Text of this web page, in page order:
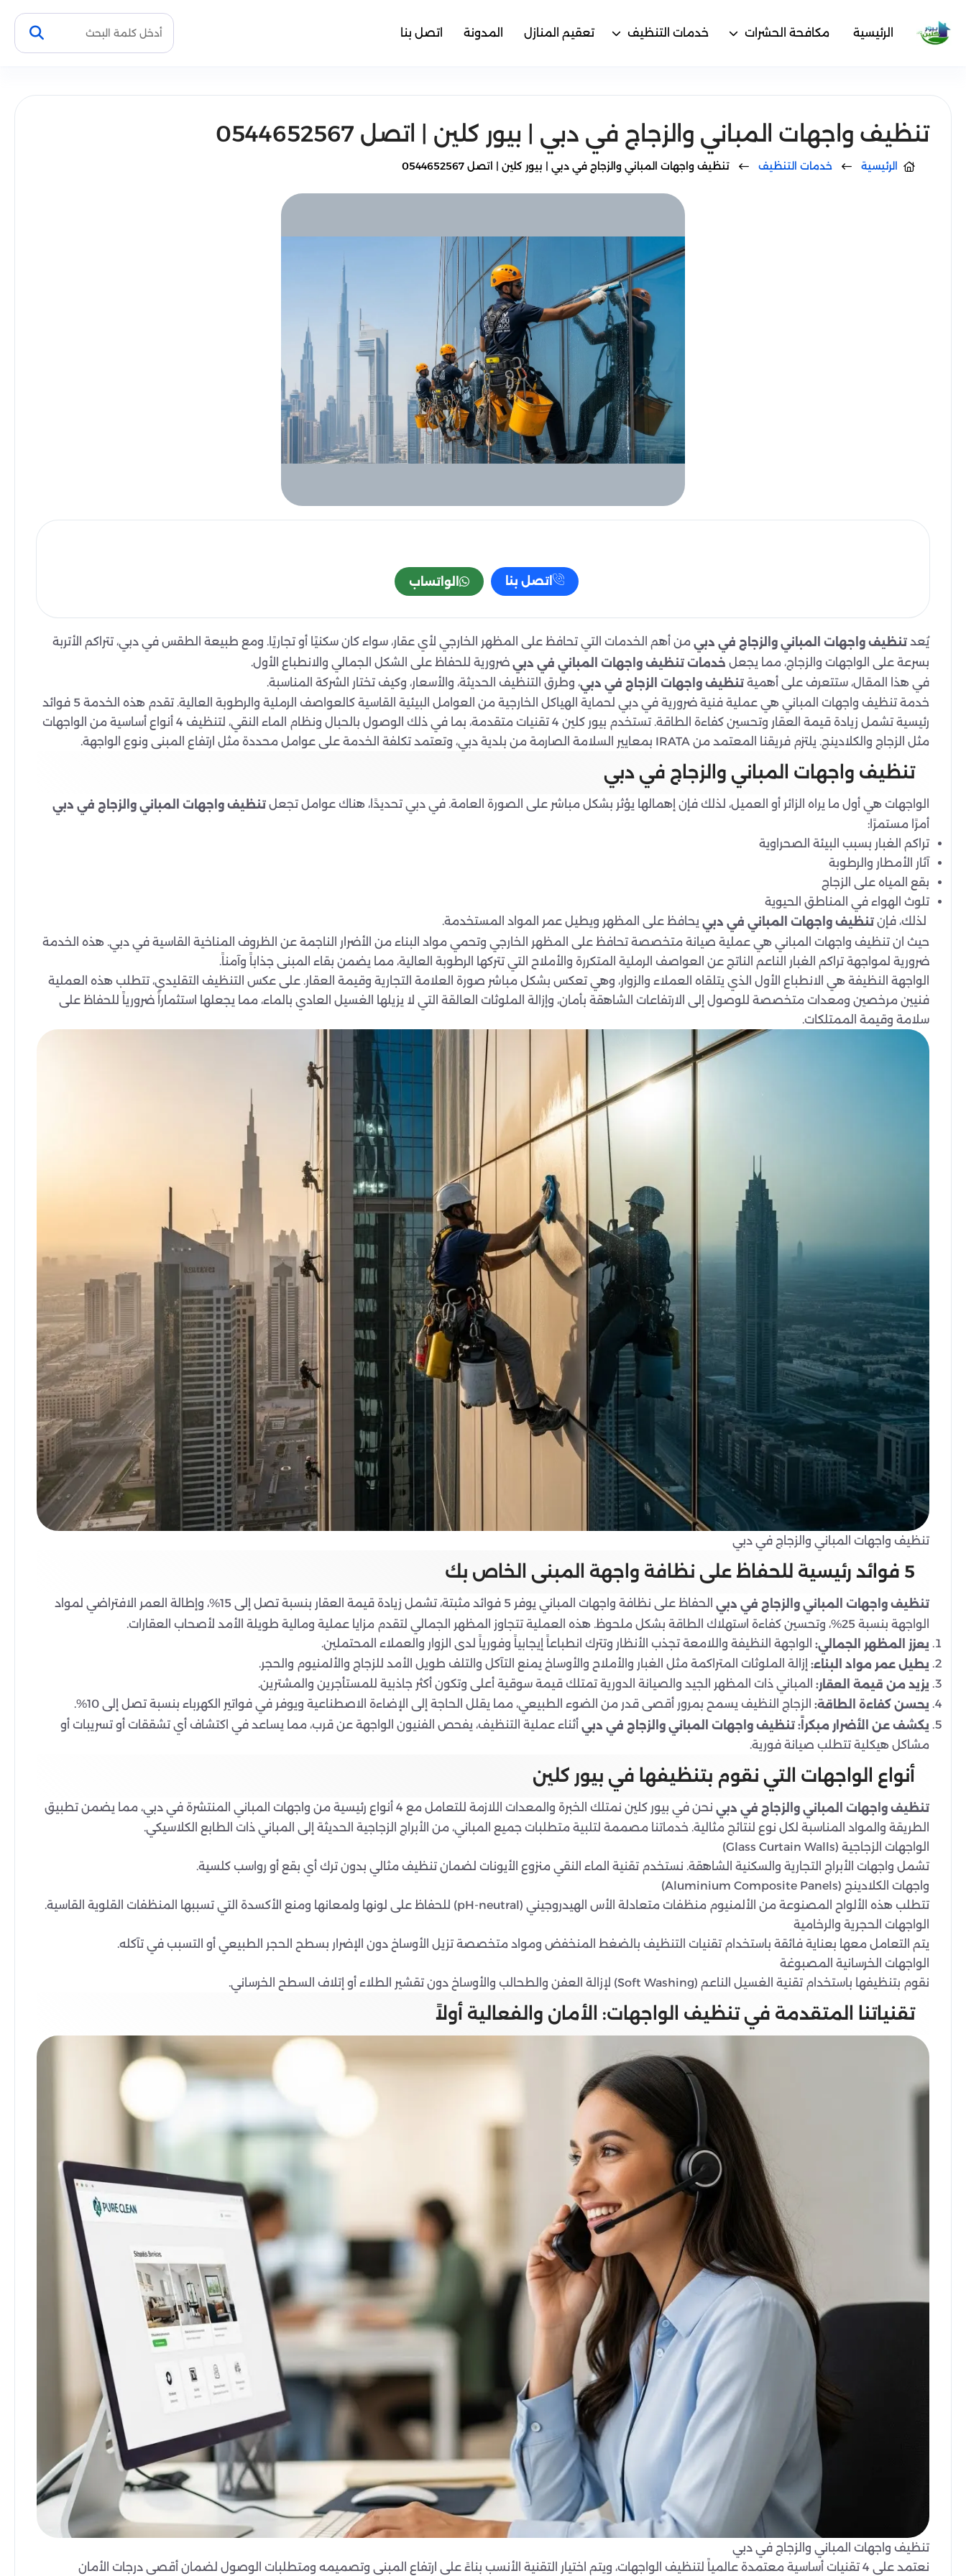
الرئيسية مكافحة الحشرات خدمات التنظيف تعقيم المنازل المدونة اتصل بنا
تنظيف واجهات المباني والزجاج في دبي | بيور كلين | اتصل 0544652567
الرئيسية خدمات التنظيف تنظيف واجهات المباني والزجاج في دبي | بيور كلين | اتصل 0544652567
اتصل بنا الواتساب
يُعد تنظيف واجهات المباني والزجاج في دبي من أهم الخدمات التي تحافظ على المظهر الخارجي لأي عقار، سواء كان سكنيًا أو تجاريًا. ومع طبيعة الطقس في دبي، تتراكم الأتربة
بسرعة على الواجهات والزجاج، مما يجعل خدمات تنظيف واجهات المباني في دبي ضرورية للحفاظ على الشكل الجمالي والانطباع الأول.
في هذا المقال، ستتعرف على أهمية تنظيف واجهات الزجاج في دبي، وطرق التنظيف الحديثة، والأسعار، وكيف تختار الشركة المناسبة.
خدمة تنظيف واجهات المباني هي عملية فنية ضرورية في دبي لحماية الهياكل الخارجية من العوامل البيئية القاسية كالعواصف الرملية والرطوبة العالية. تقدم هذه الخدمة 5 فوائد
رئيسية تشمل زيادة قيمة العقار وتحسين كفاءة الطاقة. تستخدم بيور كلين 4 تقنيات متقدمة، بما في ذلك الوصول بالحبال ونظام الماء النقي، لتنظيف 4 أنواع أساسية من الواجهات
مثل الزجاج والكلادينج. يلتزم فريقنا المعتمد من IRATA بمعايير السلامة الصارمة من بلدية دبي، وتعتمد تكلفة الخدمة على عوامل محددة مثل ارتفاع المبنى ونوع الواجهة.
تنظيف واجهات المباني والزجاج في دبي
الواجهات هي أول ما يراه الزائر أو العميل، لذلك فإن إهمالها يؤثر بشكل مباشر على الصورة العامة. في دبي تحديدًا، هناك عوامل تجعل تنظيف واجهات المباني والزجاج في دبي
أمرًا مستمرًا:
تراكم الغبار بسبب البيئة الصحراوية
آثار الأمطار والرطوبة
بقع المياه على الزجاج
تلوث الهواء في المناطق الحيوية
لذلك، فإن تنظيف واجهات المباني في دبي يحافظ على المظهر ويطيل عمر المواد المستخدمة.
حيث ان تنظيف واجهات المباني هي عملية صيانة متخصصة تحافظ على المظهر الخارجي وتحمي مواد البناء من الأضرار الناجمة عن الظروف المناخية القاسية في دبي. هذه الخدمة
ضرورية لمواجهة تراكم الغبار الناعم الناتج عن العواصف الرملية المتكررة والأملاح التي تتركها الرطوبة العالية، مما يضمن بقاء المبنى جذاباً وآمناً.
الواجهة النظيفة هي الانطباع الأول الذي يتلقاه العملاء والزوار، وهي تعكس بشكل مباشر صورة العلامة التجارية وقيمة العقار. على عكس التنظيف التقليدي، تتطلب هذه العملية
فنيين مرخصين ومعدات متخصصة للوصول إلى الارتفاعات الشاهقة بأمان، وإزالة الملوثات العالقة التي لا يزيلها الغسيل العادي بالماء، مما يجعلها استثماراً ضرورياً للحفاظ على
سلامة وقيمة الممتلكات.
تنظيف واجهات المباني والزجاج في دبي
5 فوائد رئيسية للحفاظ على نظافة واجهة المبنى الخاص بك
تنظيف واجهات المباني والزجاج في دبي
الحفاظ على نظافة واجهات المباني يوفر 5 فوائد مثبتة، تشمل زيادة قيمة العقار بنسبة تصل إلى 15%، وإطالة العمر الافتراضي لمواد
الواجهة بنسبة 25%، وتحسين كفاءة استهلاك الطاقة بشكل ملحوظ. هذه العملية تتجاوز المظهر الجمالي لتقدم مزايا عملية ومالية طويلة الأمد لأصحاب العقارات.
يعزز المظهر الجمالي: الواجهة النظيفة واللامعة تجذب الأنظار وتترك انطباعاً إيجابياً وفورياً لدى الزوار والعملاء المحتملين.
يطيل عمر مواد البناء: إزالة الملوثات المتراكمة مثل الغبار والأملاح والأوساخ يمنع التآكل والتلف طويل الأمد للزجاج والألمنيوم والحجر.
يزيد من قيمة العقار: المباني ذات المظهر الجيد والصيانة الدورية تمتلك قيمة سوقية أعلى وتكون أكثر جاذبية للمستأجرين والمشترين.
يحسن كفاءة الطاقة: الزجاج النظيف يسمح بمرور أقصى قدر من الضوء الطبيعي، مما يقلل الحاجة إلى الإضاءة الاصطناعية ويوفر في فواتير الكهرباء بنسبة تصل إلى 10%.
يكشف عن الأضرار مبكراً: تنظيف واجهات المباني والزجاج في دبي أثناء عملية التنظيف، يفحص الفنيون الواجهة عن قرب، مما يساعد في اكتشاف أي تشققات أو تسريبات أو
مشاكل هيكلية تتطلب صيانة فورية.
أنواع الواجهات التي نقوم بتنظيفها في بيور كلين
تنظيف واجهات المباني والزجاج في دبي
نحن في بيور كلين نمتلك الخبرة والمعدات اللازمة للتعامل مع 4 أنواع رئيسية من واجهات المباني المنتشرة في دبي، مما يضمن تطبيق
الطريقة والمواد المناسبة لكل نوع لنتائج مثالية. خدماتنا مصممة لتلبية متطلبات جميع المباني، من الأبراج الزجاجية الحديثة إلى المباني ذات الطابع الكلاسيكي.
الواجهات الزجاجية (Glass Curtain Walls)
تشمل واجهات الأبراج التجارية والسكنية الشاهقة. نستخدم تقنية الماء النقي منزوع الأيونات لضمان تنظيف مثالي بدون ترك أي بقع أو رواسب كلسية.
واجهات الكلادينج (Aluminium Composite Panels)
تتطلب هذه الألواح المصنوعة من الألمنيوم منظفات متعادلة الأس الهيدروجيني (pH-neutral) للحفاظ على لونها ولمعانها ومنع الأكسدة التي تسببها المنظفات القلوية القاسية.
الواجهات الحجرية والرخامية
يتم التعامل معها بعناية فائقة باستخدام تقنيات التنظيف بالضغط المنخفض ومواد متخصصة تزيل الأوساخ دون الإضرار بسطح الحجر الطبيعي أو التسبب في تآكله.
الواجهات الخرسانية المصبوغة
نقوم بتنظيفها باستخدام تقنية الغسيل الناعم (Soft Washing) لإزالة العفن والطحالب والأوساخ دون تقشير الطلاء أو إتلاف السطح الخرساني.
تقنياتنا المتقدمة في تنظيف الواجهات: الأمان والفعالية أولاً
تنظيف واجهات المباني والزجاج في دبي
نعتمد على 4 تقنيات أساسية معتمدة عالمياً لتنظيف الواجهات، ويتم اختيار التقنية الأنسب بناءً على ارتفاع المبنى وتصميمه ومتطلبات الوصول لضمان أقصى درجات الأمان